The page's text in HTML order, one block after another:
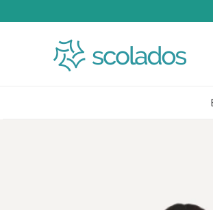
quimica
papel cartão
massa modelar